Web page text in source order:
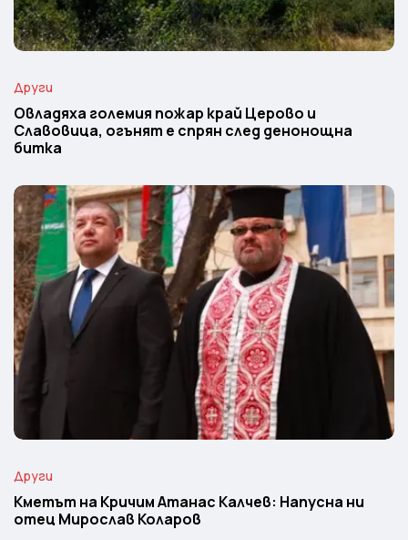
Други
Овладяха големия пожар край Церово и
Славовица, огънят е спрян след денонощна
битка
Други
Кметът на Кричим Атанас Калчев: Напусна ни
отец Мирослав Коларов